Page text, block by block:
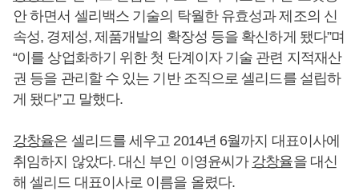
안 하면서 셀리백스 기술의 탁월한 유효성과 제조의 신
속성, 경제성, 제품개발의 확장성 등을 확신하게 됐다”며
“이를 상업화하기 위한 첫 단계이자 기술 관련 지적재산
권 등을 관리할 수 있는 기반 조직으로 셀리드를 설립하
게 됐다”고 말했다.
강창율은 셀리드를 세우고 2014년 6월까지 대표이사에
취임하지 않았다. 대신 부인 이영윤씨가 강창율을 대신
해 셀리드 대표이사로 이름을 올렸다.